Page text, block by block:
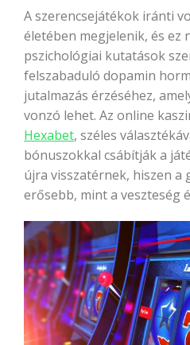
A szerencsejátékok iránti
életében megjelenik, és ez
pszichológiai kutatások
felszabaduló dopamin
jutalmazás érzéséhez,
vonzó lehet. Az online
Hexabet, széles
bónuszokkal csábítják a
újra visszatérnek, hiszen a
erősebb, mint a veszteség